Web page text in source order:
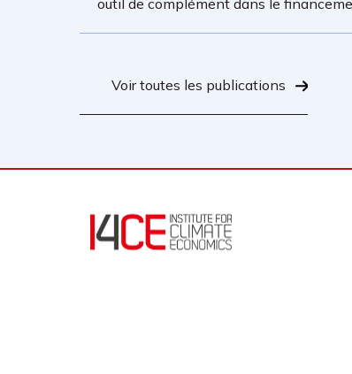
outil de complément dans le
Voir toutes les publications